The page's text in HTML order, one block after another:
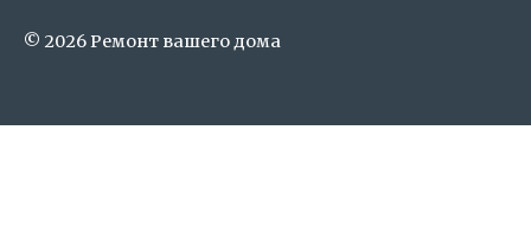
© 2026 Ремонт вашего дома